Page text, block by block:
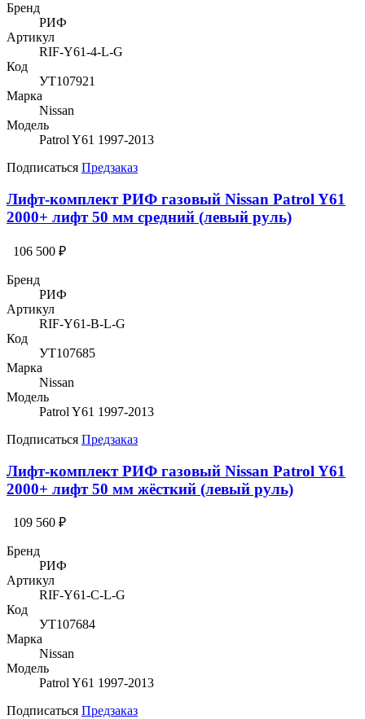
Бренд
РИФ
Артикул
RIF-Y61-4-L-G
Код
УТ107921
Марка
Nissan
Модель
Patrol Y61 1997-2013
Подписаться Предзаказ
Лифт-комплект РИФ газовый Nissan Patrol Y61
2000+ лифт 50 мм средний (левый руль)
106 500 ₽
Бренд
РИФ
Артикул
RIF-Y61-B-L-G
Код
УТ107685
Марка
Nissan
Модель
Patrol Y61 1997-2013
Подписаться Предзаказ
Лифт-комплект РИФ газовый Nissan Patrol Y61
2000+ лифт 50 мм жёсткий (левый руль)
109 560 ₽
Бренд
РИФ
Артикул
RIF-Y61-C-L-G
Код
УТ107684
Марка
Nissan
Модель
Patrol Y61 1997-2013
Подписаться Предзаказ